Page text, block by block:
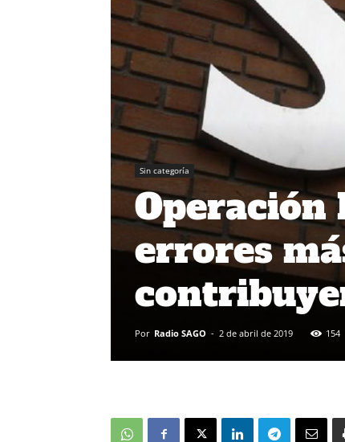
Sin categoría
Operación
errores
Por Radio SAGO - 2 de abril de 2019 154